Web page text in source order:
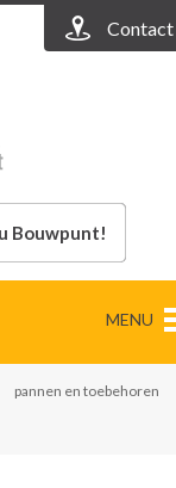
Contact
Bouwpunt!
MENU
pannen en toebehoren